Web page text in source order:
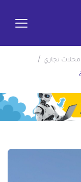
محلات تجاري /